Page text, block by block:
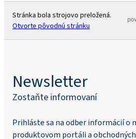
Stránka bola strojovo preložená.
Otvorte pôvodnú stránku
Newsletter
Zostaňte informovaní
Prihláste sa na odber informácií o
produktovom portáli a